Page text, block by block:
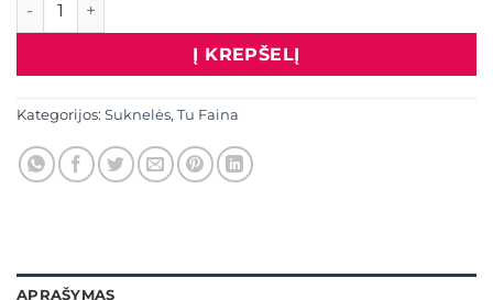
Į KREPŠELĮ
Kategorijos: Suknelės, Tu Faina
APRAŠYMAS